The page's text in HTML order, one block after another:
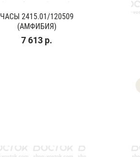
ЧАСЫ 2415.01/120509
(АМФИБИЯ)
7 613 р.